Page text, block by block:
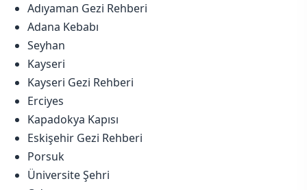
Adıyaman Gezi Rehberi
Adana Kebabı
Seyhan
Kayseri
Kayseri Gezi Rehberi
Erciyes
Kapadokya Kapısı
Eskişehir Gezi Rehberi
Porsuk
Üniversite Şehri